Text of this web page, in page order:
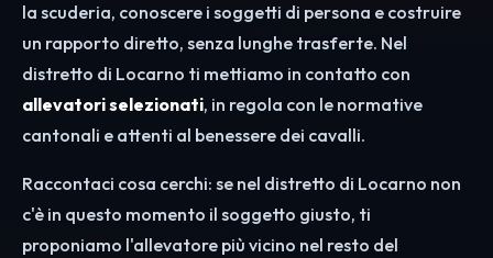
la scuderia, conoscere i soggetti di persona e costruire
un rapporto diretto, senza lunghe trasferte. Nel
distretto di Locarno ti mettiamo in contatto con
allevatori selezionati, in regola con le normative
cantonali e attenti al benessere dei cavalli.
Raccontaci cosa cerchi: se nel distretto di Locarno non
c'è in questo momento il soggetto giusto, ti
proponiamo l'allevatore più vicino nel resto del